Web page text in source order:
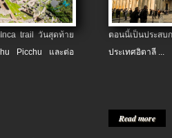
trail วันสุดท้าย
Picchu และต่อ
ตอนนี้เป็นประส
ประเทศอิตาลี ...
Read more